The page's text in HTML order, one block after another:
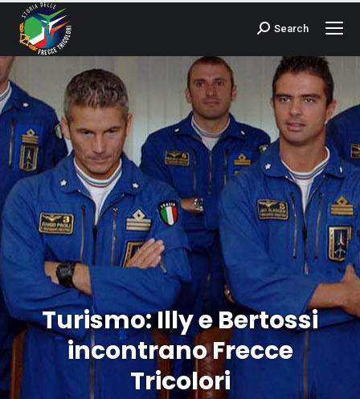
Cerca:Search
Turismo: Illy e Bertossi
incontrano Frecce
Tricolori
Tu sei qui: